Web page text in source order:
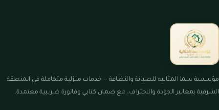
مؤسسة سما المثاليه للصيانة والنظافة — خدمات منزلية متكاملة في المنطقة
الشرقية بمعايير الجودة والاحتراف، مع ضمان كتابي وفاتورة ضريبية معتمدة.